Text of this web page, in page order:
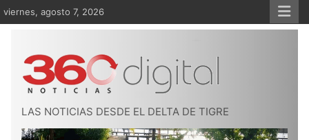
Saltar
al
viernes, agosto 7, 2026
LAS NOTICIAS DESDE EL DELTA DE TIGRE